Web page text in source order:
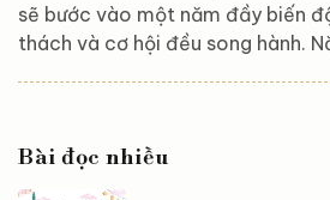
sẽ bước vào một năm đầy biến
thách và cơ hội đều song hành.
cùng với sự nỗ lực không ngừng
khăn, tận dụng cơ hội và gặt hái
Bài đọc nhiều